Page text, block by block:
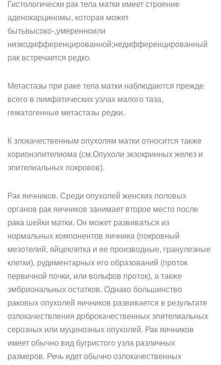
Гистологически рак тела матки имеет строение
аденокарциномы, которая может
бытьвысоко-,умеренноили
низкодифференцированной;недифференцированный
рак встречается редко.
Метастазы при раке тела матки наблюдаются прежде
всего в лимфатических узлах малого таза,
гематогенные метастазы редки.
К злокачественным опухолям матки относится также
хорионэпителиома (см.Опухоли экзокринных желез и
эпителиальных покровов).
Рак яичников. Среди опухолей женских половых
органов рак яичников занимает второе место после
рака шейки матки. Он может развиваться из
нормальных компонентов яичника (покровный
мезотелий, яйцеклетка и ее производные, гранулезные
клетки), рудиментарных его образований (проток
первичной почки, или вольфов проток), а также
эмбриональных остатков. Однако большинство
раковых опухолей яичников развивается в результате
озлокачествления доброкачественных эпителиальных
серозных или муцинозных опухолей. Рак яичников
имеет обычно вид бугристого узла различных
размеров. Речь идет обычно озлокачественных